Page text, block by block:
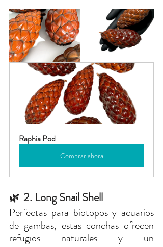
Raphia Pod
Comprar ahora
🌿 2. Long Snail Shell
Perfectas para biotopos y acuarios
de gambas, estas conchas ofrecen
refugios naturales y un